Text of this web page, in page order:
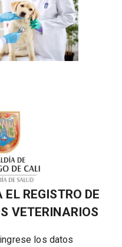
REGISTRO DE
VETERINARIOS
los datos